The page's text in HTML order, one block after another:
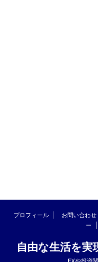
プロフィール お問い合わせ
ー
自由な生活を